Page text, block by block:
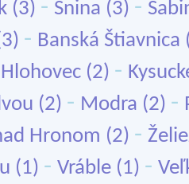
(3) - Snina (3) -
- Banská Štiavnica
Hlohovec (2) -
(2) - Modra (2) -
Hronom (2) -
(1) - Vráble (1) -